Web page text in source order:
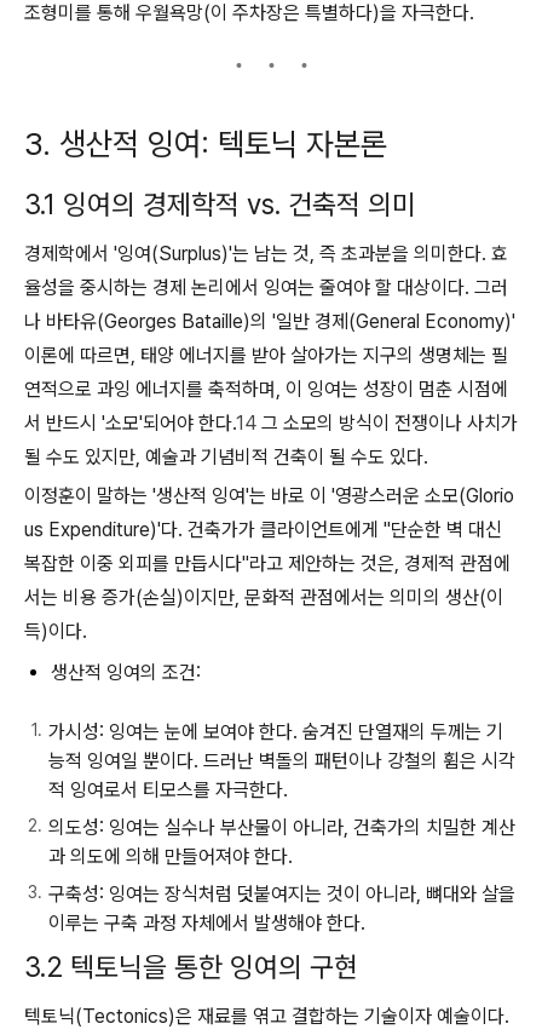
조형미를 통해 우월욕망(이 주차장은 특별하다)을 자극한다.
3. 생산적 잉여: 텍토닉 자본론
3.1 잉여의 경제학적 vs. 건축적 의미
경제학에서 '잉여(Surplus)'는 남는 것, 즉 초과분을 의미한다. 효
율성을 중시하는 경제 논리에서 잉여는 줄여야 할 대상이다. 그러
나 바타유(Georges Bataille)의 '일반 경제(General Economy)'
이론에 따르면, 태양 에너지를 받아 살아가는 지구의 생명체는 필
연적으로 과잉 에너지를 축적하며, 이 잉여는 성장이 멈춘 시점에
서 반드시 '소모'되어야 한다.14 그 소모의 방식이 전쟁이나 사치가
될 수도 있지만, 예술과 기념비적 건축이 될 수도 있다.
이정훈이 말하는 '생산적 잉여'는 바로 이 '영광스러운 소모(Glorio
us Expenditure)'다. 건축가가 클라이언트에게 "단순한 벽 대신
복잡한 이중 외피를 만듭시다"라고 제안하는 것은, 경제적 관점에
서는 비용 증가(손실)이지만, 문화적 관점에서는 의미의 생산(이
득)이다.
생산적 잉여의 조건:
가시성: 잉여는 눈에 보여야 한다. 숨겨진 단열재의 두께는 기
능적 잉여일 뿐이다. 드러난 벽돌의 패턴이나 강철의 휨은 시각
적 잉여로서 티모스를 자극한다.
의도성: 잉여는 실수나 부산물이 아니라, 건축가의 치밀한 계산
과 의도에 의해 만들어져야 한다.
구축성: 잉여는 장식처럼 덧붙여지는 것이 아니라, 뼈대와 살을
이루는 구축 과정 자체에서 발생해야 한다.
3.2 텍토닉을 통한 잉여의 구현
텍토닉(Tectonics)은 재료를 엮고 결합하는 기술이자 예술이다.